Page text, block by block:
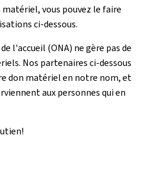
vous pouvez le faire
ci-dessous.
l'accueil (ONA) ne gère pas de
Nos partenaires ci-dessous
don matériel en notre nom, et
aux personnes qui en